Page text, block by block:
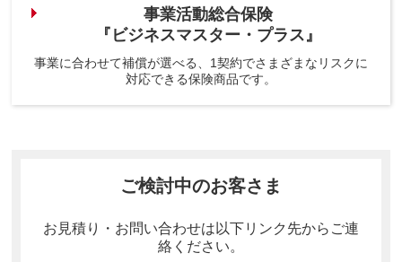
事業活動総合保険
『ビジネスマスター・プラス』
事業に合わせて補償が選べる、1契約でさまざまなリスクに
対応できる保険商品です。
ご検討中のお客さま
お見積り・お問い合わせは以下リンク先からご連
絡ください。